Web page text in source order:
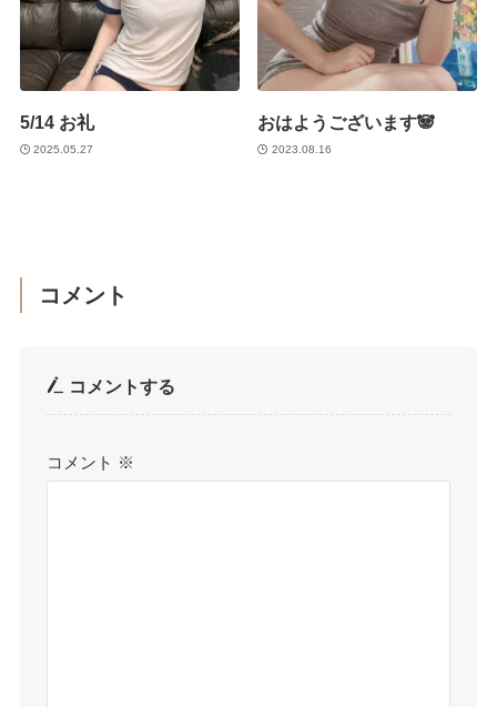
5/14 お礼
2025.05.27
おはようございます🐼
2023.08.16
コメント
コメントする
コメント ※